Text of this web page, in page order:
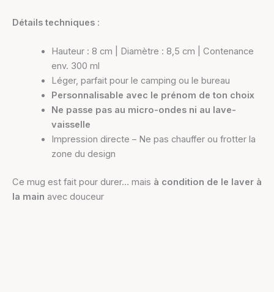
Détails techniques :
Hauteur : 8 cm | Diamètre : 8,5 cm | Contenance
env. 300 ml
Léger, parfait pour le camping ou le bureau
Personnalisable avec le prénom de ton choix
Ne passe pas au micro-ondes ni au lave-
vaisselle
Impression directe – Ne pas chauffer ou frotter la
zone du design
Ce mug est fait pour durer… mais à condition de le laver à
la main avec douceur